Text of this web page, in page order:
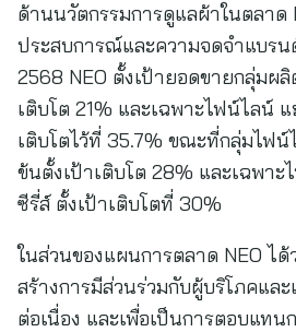
ด้านนวัตกรรมการดูแลผ้าในตลาด
ประสบการณ์และความจดจำแบร
2568 NEO ตั้งเป้ายอดขายกลุ่ม
เติบโต 21% และเฉพาะไฟน์ไลน์
เติบโตไว้ที่ 35.7% ขณะที่กลุ่มไฟ
ข้นตั้งเป้าเติบโต 28% และเฉพา
ซีรี่ส์ ตั้งเป้าเติบโตที่ 30%
ในส่วนของแผนการตลาด NEO ไ
สร้างการมีส่วนร่วมกับผู้บริโภคแล
ต่อเนื่อง และเพื่อเป็นการตอบแท